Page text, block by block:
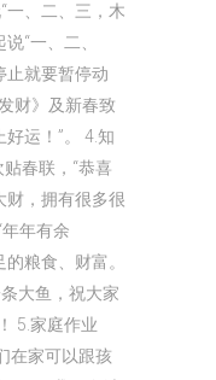
一、二、三，木
“一、二、
止就要暂停动
财》及新春致
运！”。 4.知
春联，“恭喜
财，拥有很多很
年有余
粮食、财富。
大鱼，祝大家
5.家庭作业
在家可以跟孩